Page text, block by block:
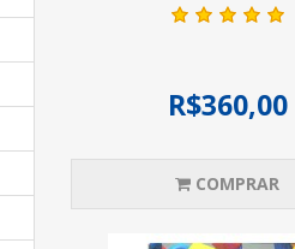
R$360,00
COMPRAR